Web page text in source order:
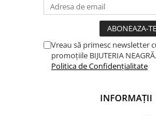
Vreau să primesc newsletter
promoțiile BIJUTERIA
Politica de Confidențialitate
INFORMAȚII